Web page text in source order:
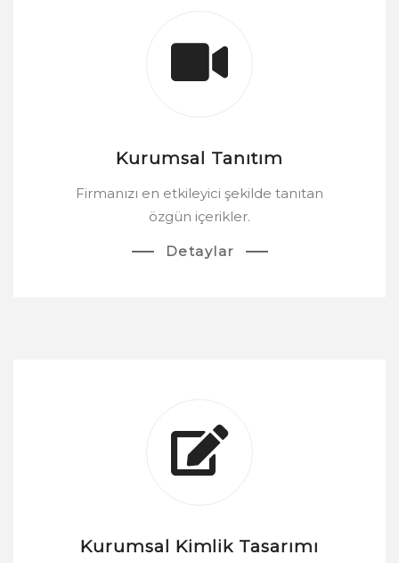
Kurumsal Tanıtım
Firmanızı en etkileyici şekilde tanıtan
özgün içerikler.
Detaylar
Kurumsal Kimlik Tasarımı